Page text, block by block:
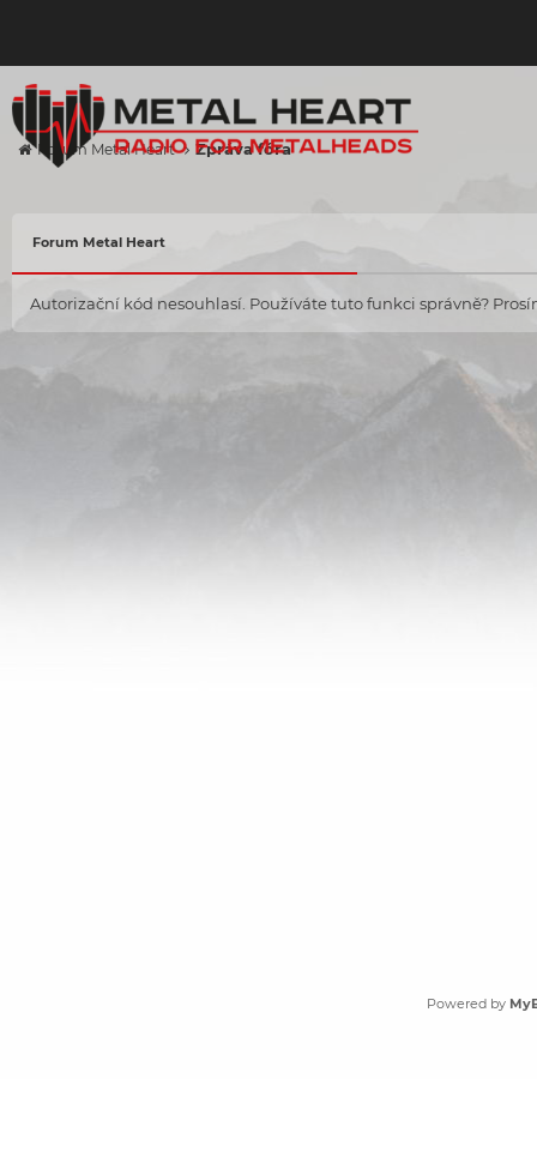
Forum Metal Heart Zpráva fóra
Forum Metal Heart
Autorizační kód nesouhlasí. Používáte tuto funkci správně?
Powered by